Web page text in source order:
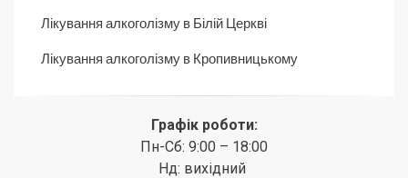
Лікування алкоголізму в Білій Церкві
Лікування алкоголізму в Кропивницькому
Графік роботи:
Пн-Сб: 9:00 – 18:00
Нд: вихідний